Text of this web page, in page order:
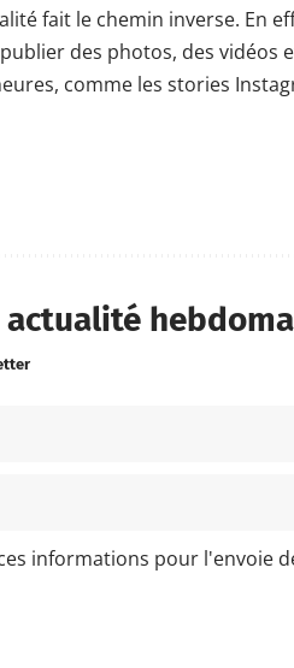
fait le chemin inverse. En
des photos, des vidéos
comme les stories
actualité
informations pour l'envoie